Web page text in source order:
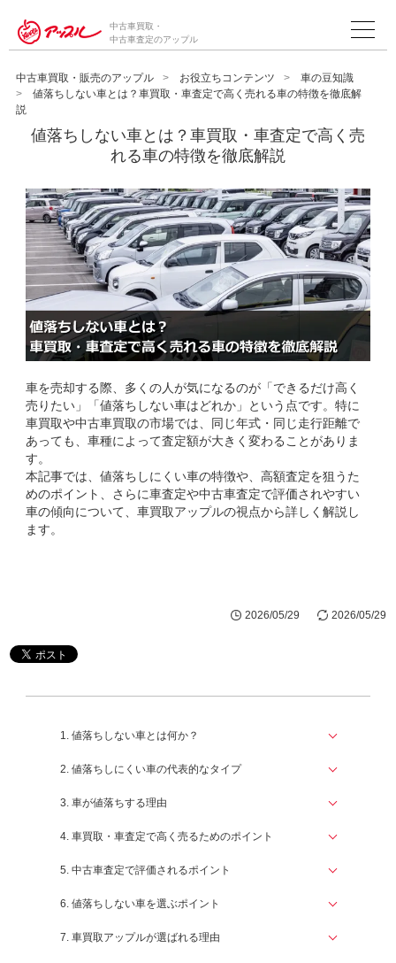
中古車買取・
中古車査定のアップル
中古車買取・販売のアップル お役立ちコンテンツ
車の豆知識
値落ちしない車とは？車買取・車査定で高く売れる車の特徴を徹底解
説
値落ちしない車とは？車買取・車査定で高く売
れる車の特徴を徹底解説
車を売却する際、多くの人が気になるのが「できるだけ高く
売りたい」「値落ちしない車はどれか」という点です。特に
車買取や中古車買取の市場では、同じ年式・同じ走行距離で
あっても、車種によって査定額が大きく変わることがありま
す。
本記事では、値落ちしにくい車の特徴や、高額査定を狙うた
めのポイント、さらに車査定や中古車査定で評価されやすい
車の傾向について、車買取アップルの視点から詳しく解説し
ます。
2026/05/29
2026/05/29
1. 値落ちしない車とは何か？
2. 値落ちしにくい車の代表的なタイプ
3. 車が値落ちする理由
4. 車買取・車査定で高く売るためのポイント
5. 中古車査定で評価されるポイント
6. 値落ちしない車を選ぶポイント
7. 車買取アップルが選ばれる理由